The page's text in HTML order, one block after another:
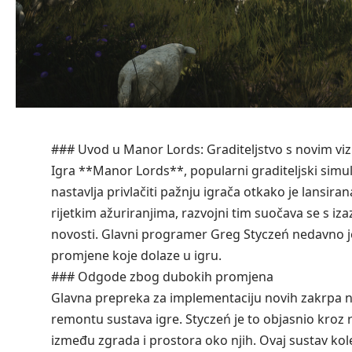
### Uvod u Manor Lords: Graditeljstvo s novim
Igra **Manor Lords**, popularni graditeljski
nastavlja privlačiti pažnju igrača otkako je
rijetkim ažuriranjima, razvojni tim suočava se s
novosti. Glavni programer Greg Styczeń
promjene koje dolaze u igru.
### Odgode zbog dubokih promjena
Glavna prepreka za implementaciju novih zakrpa
remontu sustava igre. Styczeń je to objasnio
između zgrada i prostora oko njih. Ovaj sustav